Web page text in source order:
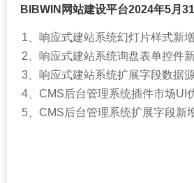
BIBWIN网站建设平台2024年5月
1、响应式建站系统幻灯片样式新
2、响应式建站系统询盘表单控件
3、响应式建站系统扩展字段数据
4、CMS后台管理系统插件市场UI
5、CMS后台管理系统扩展字段新